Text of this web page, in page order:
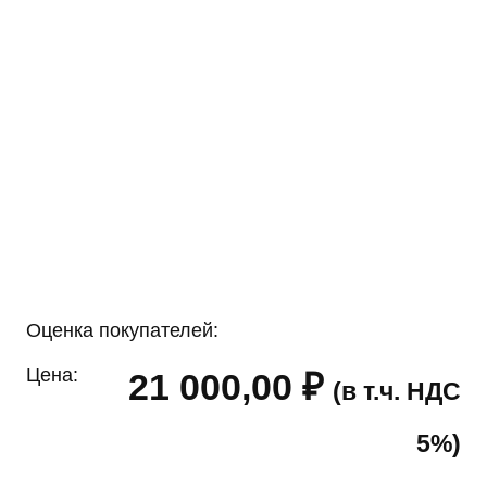
Оценка покупателей:
Цена: 21 000,00 ₽ (в т.ч. НДС
5%)